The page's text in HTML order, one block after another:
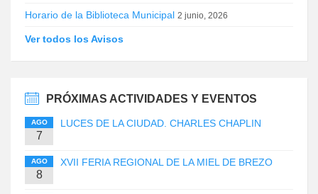
Horario de la Biblioteca Municipal 2 junio, 2026
Ver todos los Avisos
PRÓXIMAS ACTIVIDADES Y EVENTOS
AGO
7
LUCES DE LA CIUDAD. CHARLES CHAPLIN
AGO
8
XVII FERIA REGIONAL DE LA MIEL DE BREZO